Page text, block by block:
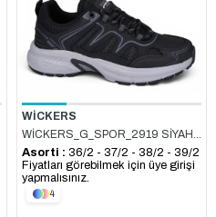
WİCKERS
Asorti : 36/2 - 37/2 - 38/2 - 39/2
Fiyatları görebilmek için üye girişi
yapmalısınız.
4